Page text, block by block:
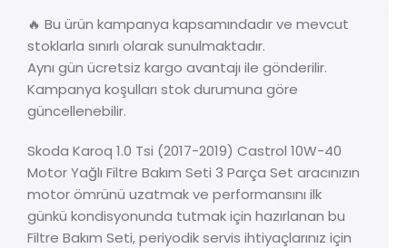
🔥 Bu ürün kampanya kapsamındadır ve mevcut
stoklarla sınırlı olarak sunulmaktadır.
Aynı gün ücretsiz kargo avantajı ile gönderilir.
Kampanya koşulları stok durumuna göre
güncellenebilir.
Skoda Karoq 1.0 Tsi (2017-2019) Castrol 10W-40
Motor Yağlı Filtre Bakım Seti 3 Parça Set aracınızın
motor ömrünü uzatmak ve performansını ilk
günkü kondisyonunda tutmak için hazırlanan bu
Filtre Bakım Seti, periyodik servis ihtiyaçlarınız için